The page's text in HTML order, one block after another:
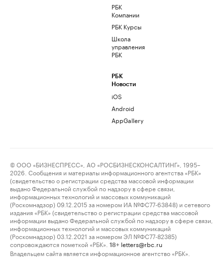
РБК
Компании
РБК Курсы
Школа
управления
РБК
РБК
Новости
iOS
Android
AppGallery
© ООО «БИЗНЕСПРЕСС», АО «РОСБИЗНЕСКОНСАЛТИНГ», 1995–
2026. Сообщения и материалы информационного агентства «РБК»
(свидетельство о регистрации средства массовой информации
выдано Федеральной службой по надзору в сфере связи,
информационных технологий и массовых коммуникаций
(Роскомнадзор) 09.12.2015 за номером ИА №ФС77-63848) и сетевого
издания «РБК» (свидетельство о регистрации средства массовой
информации выдано Федеральной службой по надзору в сфере связи,
информационных технологий и массовых коммуникаций
(Роскомнадзор) 03.12.2021 за номером ЭЛ №ФС77-82385)
сопровождаются пометкой «РБК».
18+ letters@rbc.ru
Владельцем сайта является информационное агентство «РБК».